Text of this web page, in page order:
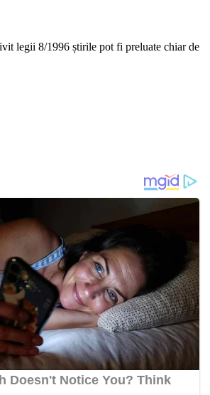
legii 8/1996 știrile pot fi preluate chiar de